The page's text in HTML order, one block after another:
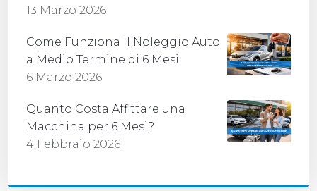
13 Marzo 2026
Come Funziona il Noleggio Auto
a Medio Termine di 6 Mesi
6 Marzo 2026
Quanto Costa Affittare una
Macchina per 6 Mesi?
4 Febbraio 2026